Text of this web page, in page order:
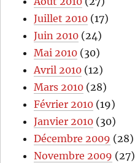
Juillet 2010 (17)
Juin 2010 (24)
Mai 2010 (30)
Avril 2010 (12)
Mars 2010 (28)
Février 2010 (19)
Janvier 2010 (30)
Décembre 2009 (28)
Novembre 2009 (27)